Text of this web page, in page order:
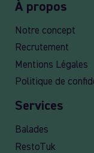
À propos
Notre concept
Recrutement
Mentions Légales
Politique de
Services
Balades
RestoTuk